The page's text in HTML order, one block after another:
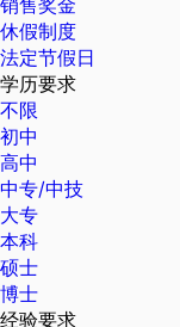
销售奖金
休假制度
法定节假日
学历要求
不限
初中
高中
中专/中技
大专
本科
硕士
博士
经验要求